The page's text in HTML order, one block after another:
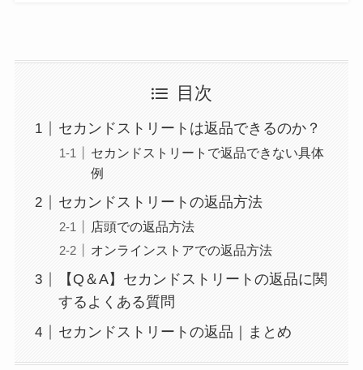
目次
セカンドストリートは返品できるのか？
セカンドストリートで返品できない具体
例
セカンドストリートの返品方法
店頭での返品方法
オンラインストアでの返品方法
【Q＆A】セカンドストリートの返品に関
するよくある質問
セカンドストリートの返品｜まとめ